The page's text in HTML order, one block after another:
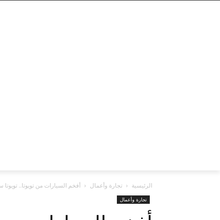
الرئيسية تجارة وأعمال أفخم السيارات من تويوتا.. تويوتا سنتشري 2024. تعرف على
تجارة وأعمال